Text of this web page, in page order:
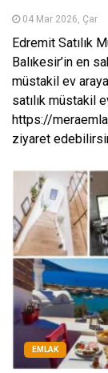
04 Mar 2026, Çar
Edremit Satılık
Balıkesir’in en
müstakil ev
satılık müstakil
https://
ziyaret
EMLAK